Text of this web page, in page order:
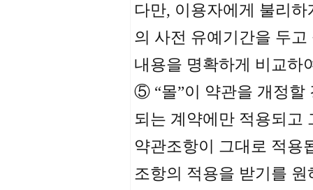
다만, 이용자에게 불리
의 사전 유예기간을 두
내용을 명확하게 비교하
⑤ “몰”이 약관을 개정할
되는 계약에만 적용되고
약관조항이 그대로 적용
조항의 적용을 받기를